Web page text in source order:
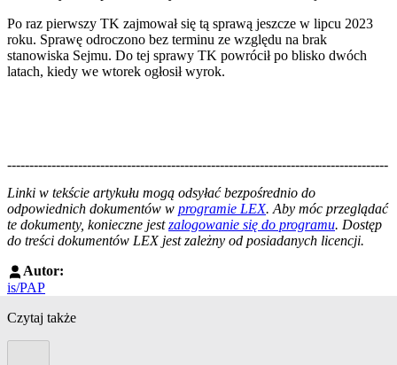
Po raz pierwszy TK zajmował się tą sprawą jeszcze w lipcu 2023
roku. Sprawę odroczono bez terminu ze względu na brak
stanowiska Sejmu. Do tej sprawy TK powrócił po blisko dwóch
latach, kiedy we wtorek ogłosił wyrok.
--------------------------------------------------------------------------------------
Linki w tekście artykułu mogą odsyłać bezpośrednio do
odpowiednich dokumentów w programie LEX. Aby móc przeglądać
te dokumenty, konieczne jestzalogowanie się do programu. Dostęp
do treści dokumentów LEX jest zależny od posiadanych licencji.
Autor:
is/PAP
Czytaj także